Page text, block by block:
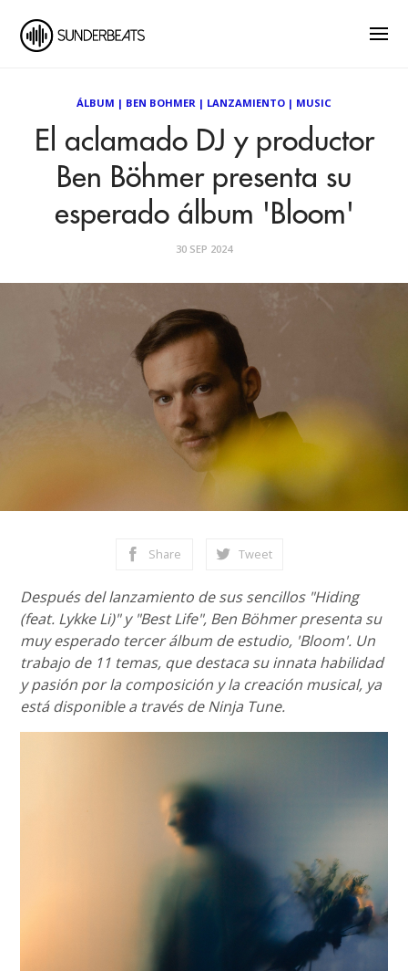
ÁLBUM | BEN BOHMER | LANZAMIENTO | MUSIC
El aclamado DJ y productor
Ben Böhmer presenta su
esperado álbum 'Bloom'
30 SEP 2024
Share Tweet
Después del lanzamiento de sus sencillos "Hiding
(feat. Lykke Li)" y "Best Life", Ben Böhmer presenta su
muy esperado tercer álbum de estudio, 'Bloom'. Un
trabajo de 11 temas, que destaca su innata habilidad
y pasión por la composición y la creación musical, ya
está disponible a través de Ninja Tune.